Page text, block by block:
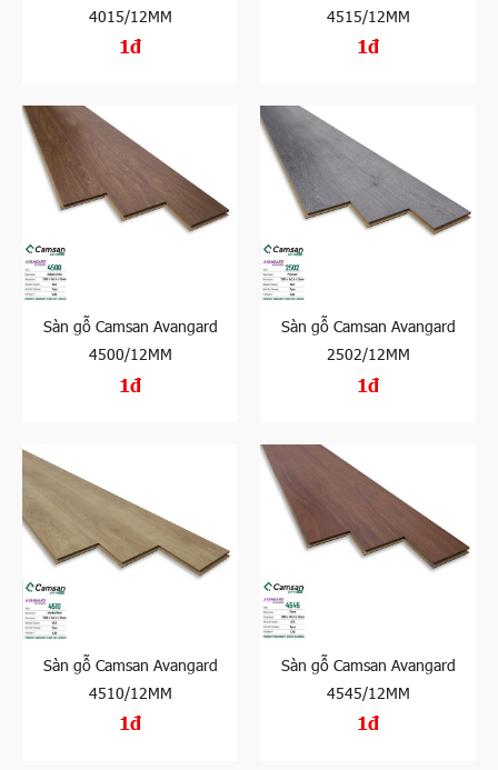
4015/12MM
1đ
4515/12MM
1đ
Sàn gỗ Camsan Avangard
4500/12MM
1đ
Sàn gỗ Camsan Avangard
2502/12MM
1đ
Sàn gỗ Camsan Avangard
4510/12MM
1đ
Sàn gỗ Camsan Avangard
4545/12MM
1đ